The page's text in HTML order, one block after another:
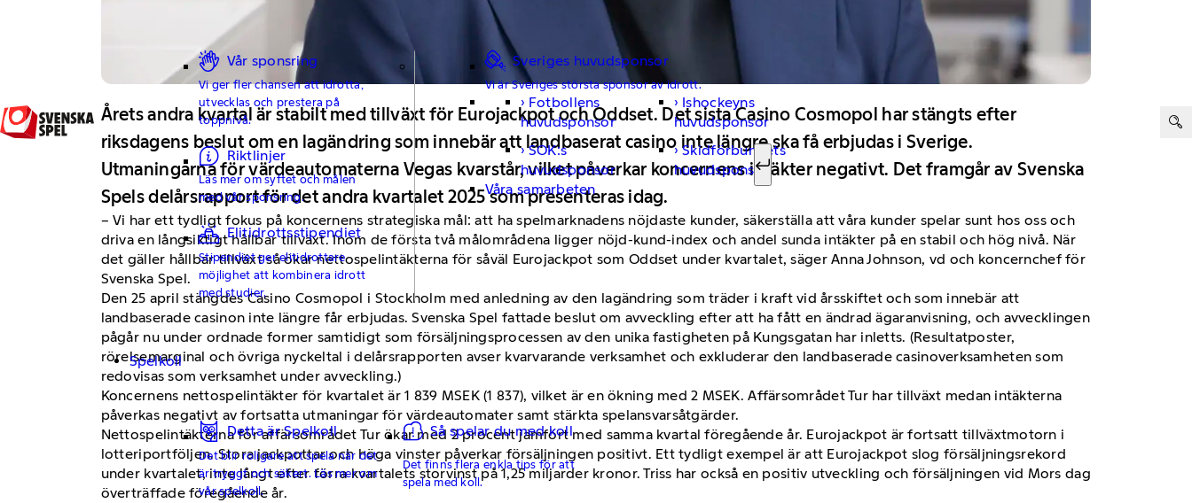
Vår sponsring
Vi ger fler chansen att idrotta,
utvecklas och prestera på
toppnivå.
Riktlinjer
Läs mer om syftet och målen
med vår sponsring.
Elitidrottsstipendiet
Stipendiet ger elitidrottare
möjlighet att kombinera idrott
med studier.
Sveriges huvudsponsor
Vi är Sveriges största sponsor av idrott.
Fotbollens
huvudsponsor
Ishockeyns
huvudsponsor
SOK:s
huvudsponsor
Skidförbundets
huvudsponsor
Våra samarbeten
Spelkoll
Detta är Spelkoll
Det blir roligare att spela när det
är tryggt och säkert. Läs mer om
vår spelkoll.
Så spelar du med koll
Det finns flera enkla tips för att
spela med koll.
Sök efter:
Sök
Årets andra kvartal är stabilt med tillväxt för Eurojackpot och Oddset. Det sista Casino Cosmopol har stängts efter
riksdagens beslut om en lagändring som innebär att landbaserat casino inte längre ska få erbjudas i Sverige.
Utmaningarna för värdeautomaterna Vegas kvarstår, vilket påverkar koncernens intäkter negativt. Det framgår av Svenska
Spels delårsrapport för det andra kvartalet 2025 som presenteras idag.
– Vi har ett tydligt fokus på koncernens strategiska mål: att ha spelmarknadens nöjdaste kunder, säkerställa att våra kunder spelar sunt hos oss och
driva en långsiktigt hållbar tillväxt. Inom de första två målområdena ligger nöjd-kund-index och andel sunda intäkter på en stabil och hög nivå. När
det gäller hållbar tillväxt så ökar nettospelintäkterna för såväl Eurojackpot som Oddset under kvartalet, säger Anna Johnson, vd och koncernchef för
Svenska Spel.
Den 25 april stängdes Casino Cosmopol i Stockholm med anledning av den lagändring som träder i kraft vid årsskiftet och som innebär att
landbaserade casinon inte längre får erbjudas. Svenska Spel fattade beslut om avveckling efter att ha fått en ändrad ägaranvisning, och avvecklingen
pågår nu under ordnade former samtidigt som försäljningsprocessen av den unika fastigheten på Kungsgatan har inletts. (Resultatposter,
rörelsemarginal och övriga nyckeltal i delårsrapporten avser kvarvarande verksamhet och exkluderar den landbaserade casinoverksamheten som
redovisas som verksamhet under avveckling.)
Koncernens nettospelintäkter för kvartalet är 1 839 MSEK (1 837), vilket är en ökning med 2 MSEK. Affärsområdet Tur har tillväxt medan intäkterna
påverkas negativt av fortsatta utmaningar för värdeautomater samt stärkta spelansvarsåtgärder.
Nettospelintäkterna för affärsområdet Tur ökar med 2 procent jämfört med samma kvartal föregående år. Eurojackpot är fortsatt tillväxtmotorn i
lotteriportföljen. Stora jackpottar och höga vinster påverkar försäljningen positivt. Ett tydligt exempel är att Eurojackpot slog försäljningsrekord
under kvartalet, inte långt efter förra kvartalets storvinst på 1,25 miljarder kronor. Triss har också en positiv utveckling och försäljningen vid Mors dag
överträffade föregående år.